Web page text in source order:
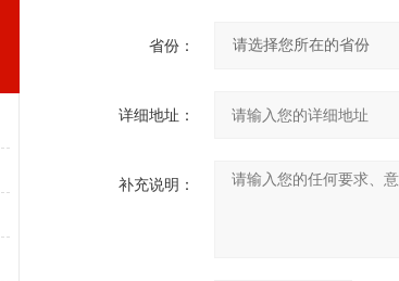
省份：
详细地址：
补充说明：